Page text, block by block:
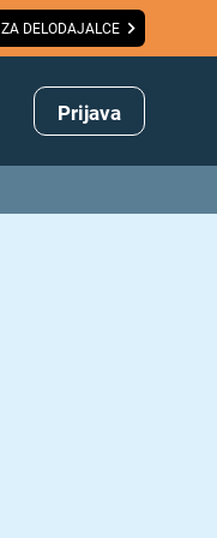
ZA DELODAJALCE
Prijava